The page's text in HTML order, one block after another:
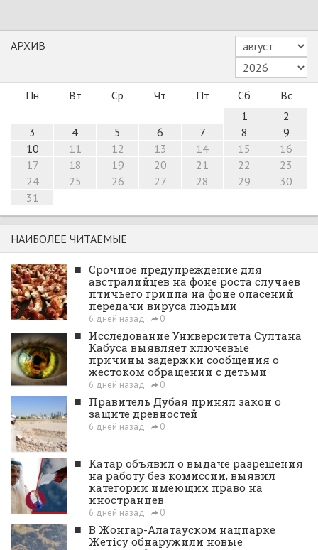
АРХИВ
Пн Вт Ср Чт Пт Сб
Вс
1
2
3
4 5 6 7 8
9
10
11 12 13 14 15
16
17
18 19 20 21 22
23
24
25 26 27 28 29
30
31
НАИБОЛЕЕ ЧИТАЕМЫЕ
■ Срочное предупреждение для
австралийцев на фоне роста случаев
птичьего гриппа на фоне опасений
передачи вируса людьми
6 дней назад 0
■ Исследование Университета Султана
Кабуса выявляет ключевые
причины задержки сообщения о
жестоком обращении с детьми
6 дней назад 0
■ Правитель Дубая принял закон о
защите древностей
6 дней назад 0
■ Катар объявил о выдаче разрешения
на работу без комиссии, выявил
категории имеющих право на
иностранцев
6 дней назад 0
■ В Жонгар-Алатауском нацпарке
Жетісу обнаружили новые